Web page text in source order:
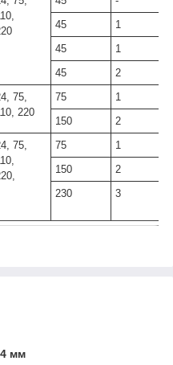
45 1
45 1
45 2
75,
220
75 1
150 2
75,
75 1
150 2
230 3
мм